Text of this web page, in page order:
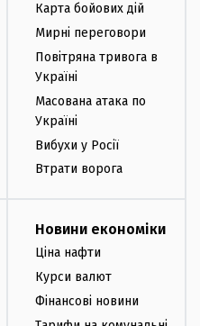
Карта бойових дій
Мирні переговори
Повітряна тривога в
Україні
Масована атака по
Україні
Вибухи у Росії
Втрати ворога
Новини економіки
Ціна нафти
Курси валют
Фінансові новини